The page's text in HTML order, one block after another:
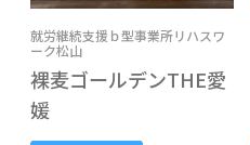
就労継続支援ｂ型事業所リハスワ
ーク松山
裸麦ゴールデンTHE愛
媛